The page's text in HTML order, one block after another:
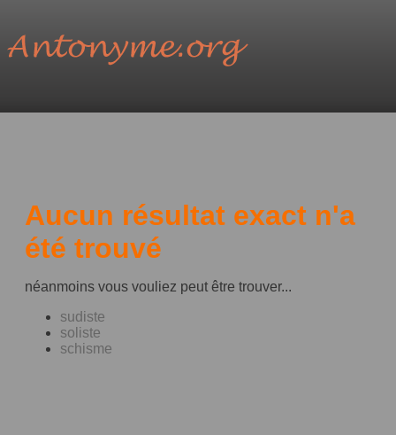
Aucun résultat exact n'a
été trouvé
néanmoins vous vouliez peut être trouver...
sudiste
soliste
schisme